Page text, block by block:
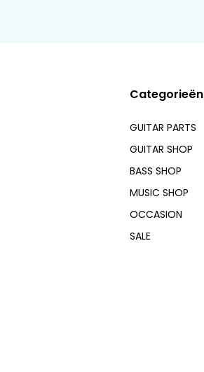
Categorieën
GUITAR PARTS
GUITAR SHOP
BASS SHOP
MUSIC SHOP
OCCASION
SALE